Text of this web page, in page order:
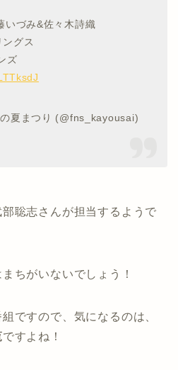
いづみ&佐々木詩織
グス
ズ
夏まつり (@fns_kayousai)
聡志さんが担当するようで
ちがいないでしょう！
ですので、気になるのは、
ですよね！